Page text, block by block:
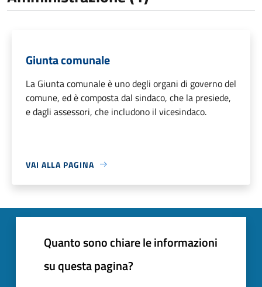
Giunta comunale
La Giunta comunale è uno degli organi di governo del
comune, ed è composta dal sindaco, che la presiede,
e dagli assessori, che includono il vicesindaco.
VAI ALLA PAGINA
Quanto sono chiare le informazioni
su questa pagina?